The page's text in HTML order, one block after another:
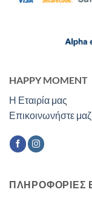
HAPPY MOMENT
Η Εταιρία μας
Επικοινωνήστε
ΠΛΗΡΟΦΟΡΙΕΣ